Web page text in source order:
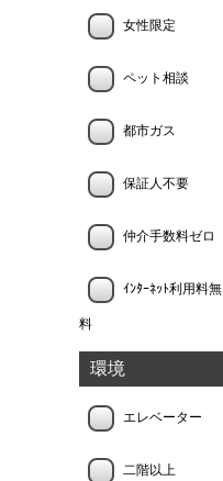
女性限定
ペット相談
都市ガス
保証人不要
仲介手数料ゼロ
ｲﾝﾀｰﾈｯﾄ利用料無
料
環境
エレベーター
二階以上